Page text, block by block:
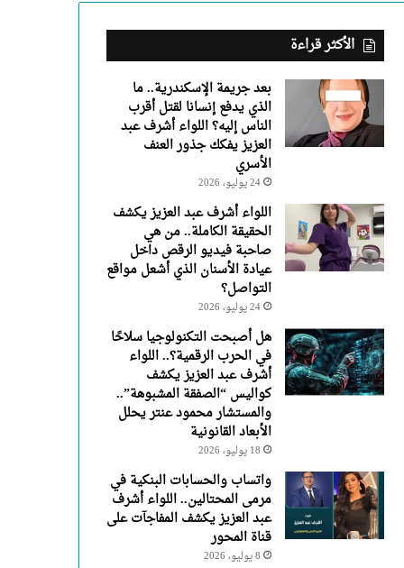
يفكك
جذور
العنف
الأسري
الأكثر قراءة
بعد جريمة الإسكندرية.. ما
الذي يدفع إنسانا لقتل أقرب
الناس إليه؟ اللواء أشرف عبد
العزيز يفكك جذور العنف
الأسري
24 يوليو، 2026
اللواء أشرف عبد العزيز يكشف
الحقيقة الكاملة.. من هي
صاحبة فيديو الرقص داخل
عيادة الأسنان الذي أشعل مواقع
التواصل؟
24 يوليو، 2026
هل أصبحت التكنولوجيا سلاحًا
في الحرب الرقمية؟.. اللواء
أشرف عبد العزيز يكشف
كواليس “الصفقة المشبوهة”..
والمستشار محمود عنتر يحلل
الأبعاد القانونية
18 يوليو، 2026
واتساب والحسابات البنكية في
مرمى المحتالين.. اللواء أشرف
عبد العزيز يكشف المفاجآت على
قناة المحور
8 يوليو، 2026